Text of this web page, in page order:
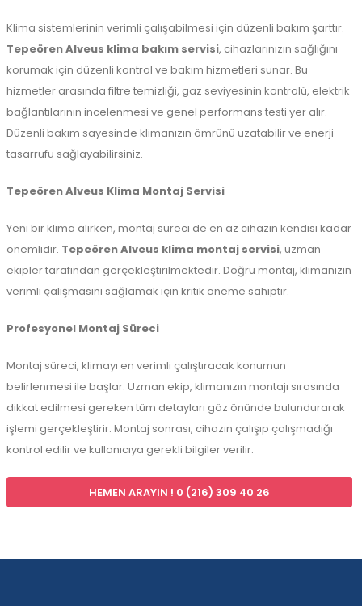
Klima sistemlerinin verimli çalışabilmesi için düzenli bakım şarttır.
Tepeören Alveus klima bakım servisi, cihazlarınızın sağlığını
korumak için düzenli kontrol ve bakım hizmetleri sunar. Bu
hizmetler arasında filtre temizliği, gaz seviyesinin kontrolü, elektrik
bağlantılarının incelenmesi ve genel performans testi yer alır.
Düzenli bakım sayesinde klimanızın ömrünü uzatabilir ve enerji
tasarrufu sağlayabilirsiniz.
Tepeören Alveus Klima Montaj Servisi
Yeni bir klima alırken, montaj süreci de en az cihazın kendisi kadar
önemlidir. Tepeören Alveus klima montaj servisi, uzman
ekipler tarafından gerçekleştirilmektedir. Doğru montaj, klimanızın
verimli çalışmasını sağlamak için kritik öneme sahiptir.
Profesyonel Montaj Süreci
Montaj süreci, klimayı en verimli çalıştıracak konumun
belirlenmesi ile başlar. Uzman ekip, klimanızın montajı sırasında
dikkat edilmesi gereken tüm detayları göz önünde bulundurarak
işlemi gerçekleştirir. Montaj sonrası, cihazın çalışıp çalışmadığı
kontrol edilir ve kullanıcıya gerekli bilgiler verilir.
HEMEN ARAYIN ! 0 (216) 309 40 26